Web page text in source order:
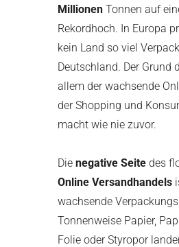
Millionen Tonnen auf
Rekordhoch. In Europa
kein Land so viel
Deutschland. Der Grund
allem der wachsende
der Shopping und
macht wie nie zuvor.
Die negative Seite des
Online Versandhandels
wachsende
Tonnenweise Papier,
Folie oder Styropor